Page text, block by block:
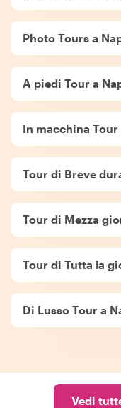
Photo Tours a
A piedi Tour a
In macchina Tour
Tour di Breve
Tour di Mezza
Tour di Tutta la
Di Lusso Tour a
Vedi